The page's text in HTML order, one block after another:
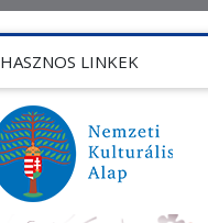
HASZNOS LINKEK